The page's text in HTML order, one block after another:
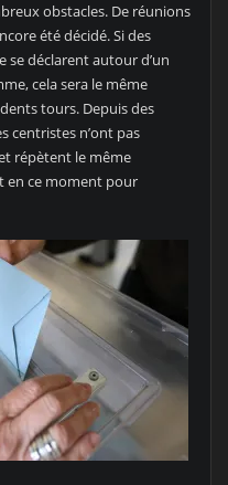
obstacles. De réunions
été décidé. Si des
se déclarent autour d’un
cela sera le même
tours. Depuis des
centristes n’ont pas
répètent le même
en ce moment pour